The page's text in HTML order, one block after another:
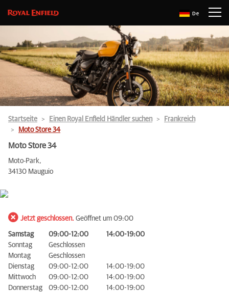
De
Startseite Einen Royal Enfield Händler suchen
Frankreich
Moto Store 34
Moto Store 34
Moto-Park,
34130 Mauguio
Jetzt geschlossen. Geöffnet um 09:00
Samstag 09:00-12:00
14:00-19:00
Sonntag
Geschlossen
Montag
Geschlossen
Dienstag
09:00-12:00
14:00-19:00
Mittwoch
09:00-12:00
14:00-19:00
Donnerstag
09:00-12:00
14:00-19:00